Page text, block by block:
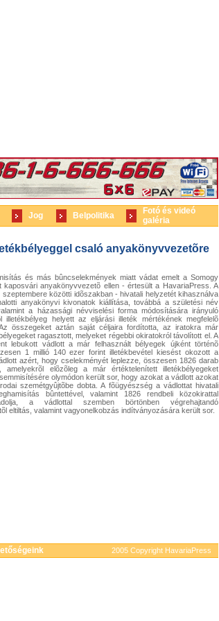
Jog Belpolitika
Fotó és videó
galéria
csaló anyakönyvvezetõre
és más bûncselekmények miatt vádat emelt a Somogy
kaposvári anyakönyvvezetõ ellen - értesült a HavariaPress. A
közötti idõszakban - hivatali helyzetét kihasználva
anyakönyvi kivonatok kiállítása, továbbá a születési név
a házassági névviselési forma módosítására irányuló
illetékbélyeg helyett az eljárási illeték mértékének megfelelõ
összegeket aztán saját céljaira fordította, az iratokra már
ragasztott, melyeket régebbi okiratokról távolított el. A
lebukott vádlott a már felhasznált bélyegek újként történõ
1 millió 140 ezer forint illetékbevétel kiesést okozott a
azért, hogy cselekményét leplezze, összesen 1826 darab
amelyekrõl elõzõleg a már értéktelenített illetékbélyegeket
olymódon került sor, hogy azokat a vádlott azokat
szemétgyûjtõbe dobta. A fõügyészség a vádlottat hivatali
bûntettével, valamint 1826 rendbeli közokirattal
a vádlottal szemben börtönben végrehajtandó
eltiltás, valamint vagyonelkobzás indítványozására került sor.
2005 Copyright HavariaPress